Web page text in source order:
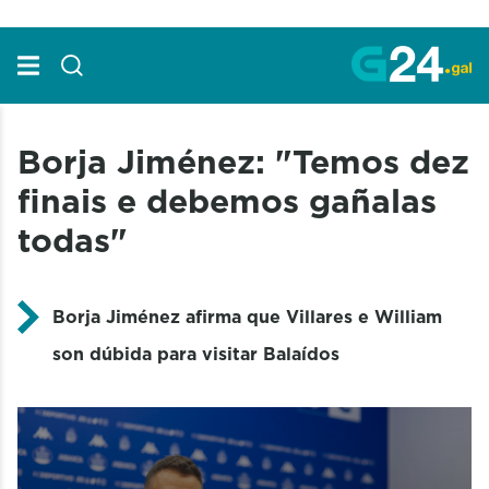
Borja Jiménez: "Temos dez
finais e debemos gañalas
todas"
Borja Jiménez afirma que Villares e William
son dúbida para visitar Balaídos